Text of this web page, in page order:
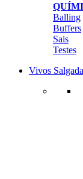
Balling
Buffers
Sais
Testes
Vivos Salgada